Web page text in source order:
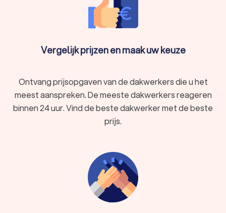
Vergelijk prijzen en maak uw keuze
Ontvang prijsopgaven van de dakwerkers die u het
meest aanspreken. De meeste dakwerkers reageren
binnen 24 uur. Vind de beste dakwerker met de beste
prijs.